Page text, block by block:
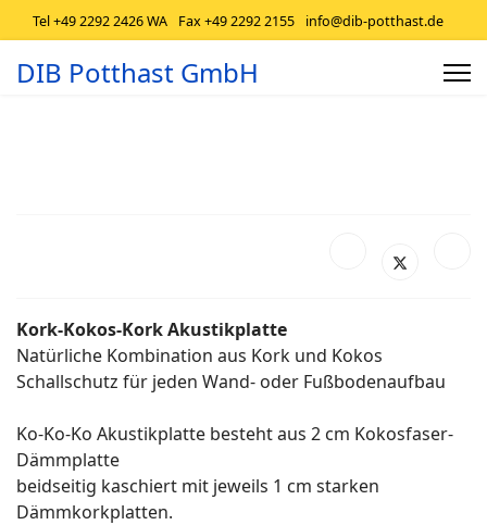
Tel +49 2292 2426 WA Fax +49 2292 2155 info@dib-potthast.de
DIB Potthast GmbH
Kork-Kokos-Kork Akustikplatte
Natürliche Kombination aus Kork und Kokos
Schallschutz für jeden Wand- oder Fußbodenaufbau
Ko-Ko-Ko Akustikplatte besteht aus 2 cm Kokosfaser-
Dämmplatte
beidseitig kaschiert mit jeweils 1 cm starken
Dämmkorkplatten.